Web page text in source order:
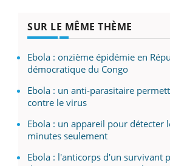
SUR LE MÊME THÈME
Ebola : onzième épidémie en
démocratique du Congo
Ebola : un anti-parasitaire
contre le virus
Ebola : un appareil pour détecter
minutes seulement
Ebola : l'anticorps d'un survivant